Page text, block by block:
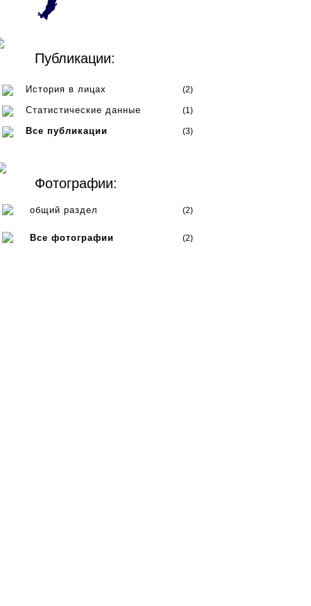
Публикации:
История в лицах (2)
Статистические данные (1)
Все публикации (3)
Фотографии:
общий раздел (2)
Все фотографии (2)